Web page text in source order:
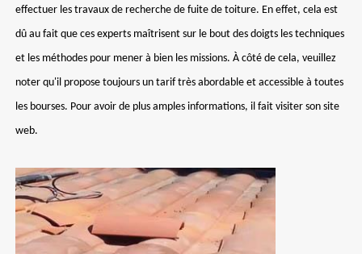
effectuer les travaux de recherche de fuite de toiture. En effet, cela est
dû au fait que ces experts maîtrisent sur le bout des doigts les techniques
et les méthodes pour mener à bien les missions. À côté de cela, veuillez
noter qu'il propose toujours un tarif très abordable et accessible à toutes
les bourses. Pour avoir de plus amples informations, il fait visiter son site
web.